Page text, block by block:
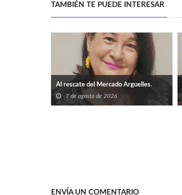
TAMBIÉN TE PUEDE INTERESAR
Al rescate del Mercado Arguelles.
7 de agosto de 2026
ENVÍA UN COMENTARIO